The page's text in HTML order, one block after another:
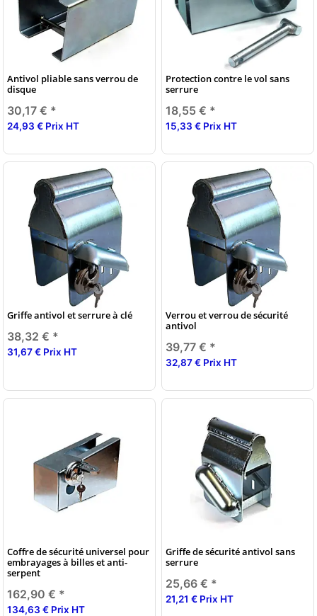
Antivol pliable sans verrou de
disque
30,17 € *
24,93 € Prix HT
Protection contre le vol sans
serrure
18,55 € *
15,33 € Prix HT
Griffe antivol et serrure à clé
38,32 € *
31,67 € Prix HT
Verrou et verrou de sécurité
antivol
39,77 € *
32,87 € Prix HT
Coffre de sécurité universel pour
embrayages à billes et anti-
serpent
162,90 € *
134,63 € Prix HT
Griffe de sécurité antivol sans
serrure
25,66 € *
21,21 € Prix HT